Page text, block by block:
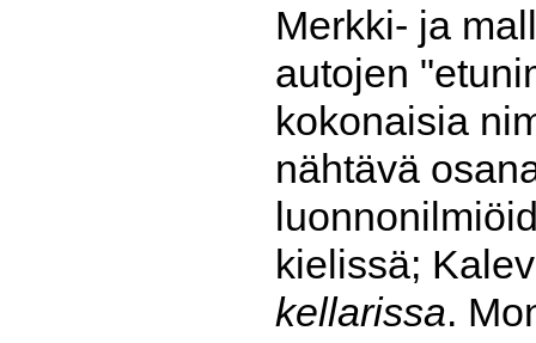
Merkki- ja
autojen
kokonaisia
nähtävä
kielissä;
kellarissa.